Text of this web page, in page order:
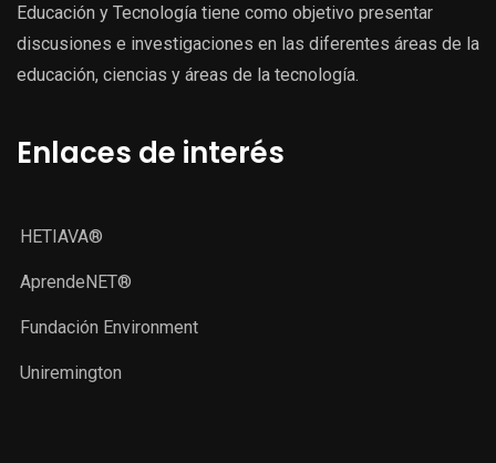
Educación y Tecnología tiene como objetivo presentar
discusiones e investigaciones en las diferentes áreas de la
educación, ciencias y áreas de la tecnología.
Enlaces de interés
HETIAVA®
AprendeNET®
Fundación Environment
Uniremington